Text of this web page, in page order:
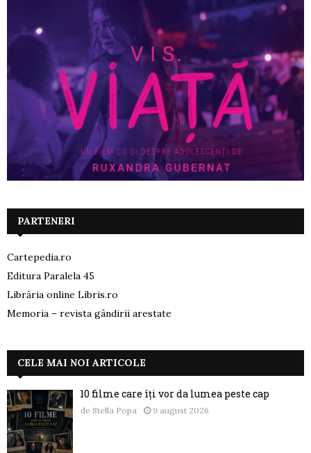
PARTENERI
Cartepedia.ro
Editura Paralela 45
Librăria online Libris.ro
Memoria – revista gândirii arestate
CELE MAI NOI ARTICOLE
10 filme care îți vor da lumea peste cap
de Stella Popa 9 august 2026